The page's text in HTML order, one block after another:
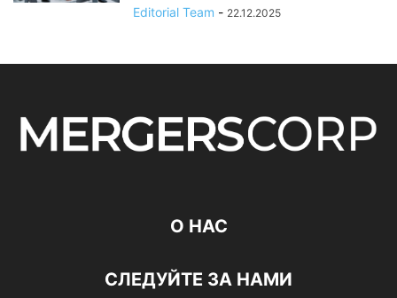
Editorial Team - 22.12.2025
О НАС
СЛЕДУЙТЕ ЗА НАМИ